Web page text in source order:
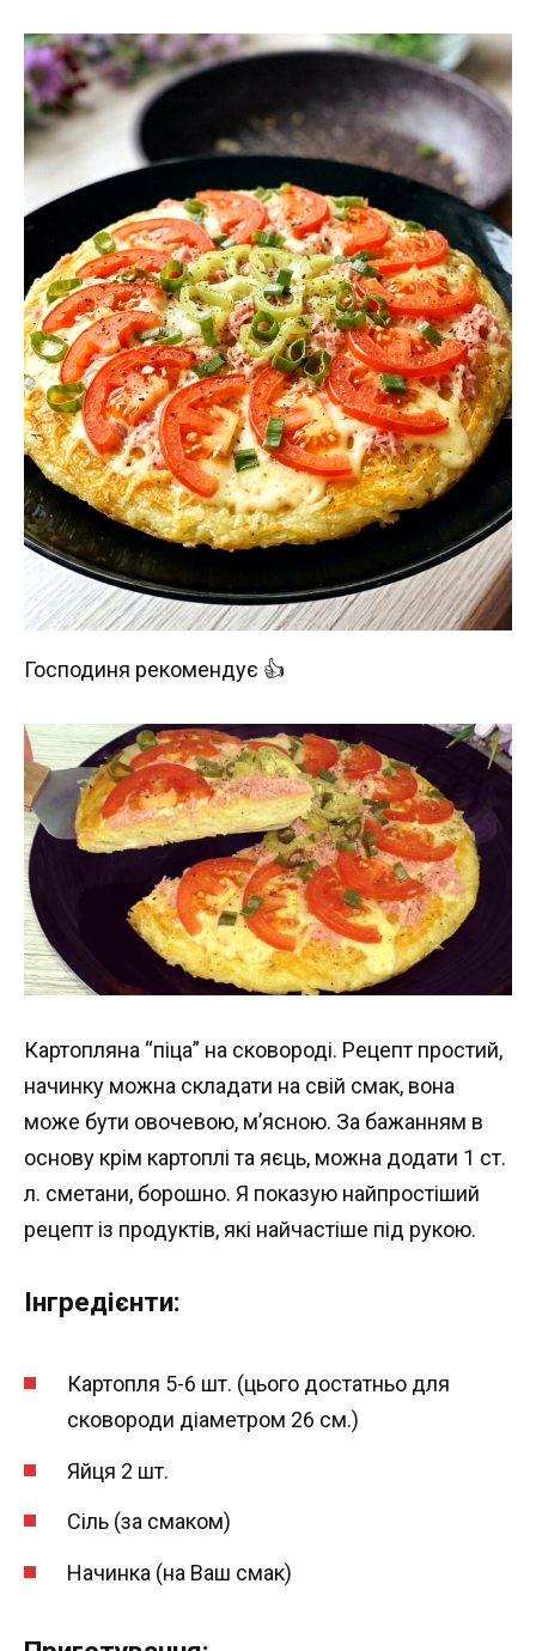
Господиня рекомендує 👍
Картопляна “піца” на сковороді. Рецепт простий,
начинку можна складати на свій смак, вона
може бути овочевою, м’ясною. За бажанням в
основу крім картоплі та яєць, можна додати 1 ст.
л. сметани, борошно. Я показую найпростіший
рецепт із продуктів, які найчастіше під рукою.
Інгредієнти:
Картопля 5-6 шт. (цього достатньо для
сковороди діаметром 26 см.)
Яйця 2 шт.
Сіль (за смаком)
Начинка (на Ваш смак)